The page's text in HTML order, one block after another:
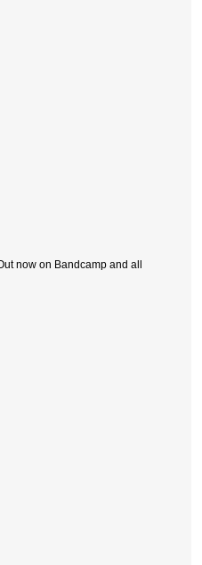
now on Bandcamp and all